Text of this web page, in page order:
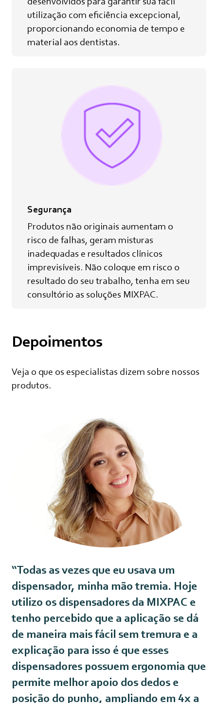
utilização com eficiência excepcional,
proporcionando economia de tempo e
material aos dentistas.
Segurança
Produtos não originais aumentam o
risco de falhas, geram misturas
inadequadas e resultados clínicos
imprevisíveis. Não coloque em risco o
resultado do seu trabalho, tenha em seu
consultório as soluções MIXPAC.
Depoimentos
Veja o que os especialistas dizem sobre nossos
produtos.
“Todas as vezes que eu usava um
dispensador, minha mão tremia. Hoje
utilizo os dispensadores da MIXPAC e
tenho percebido que a aplicação se dá
de maneira mais fácil sem tremura e a
explicação para isso é que esses
dispensadores possuem ergonomia que
permite melhor apoio dos dedos e
posição do punho, ampliando em 4x a